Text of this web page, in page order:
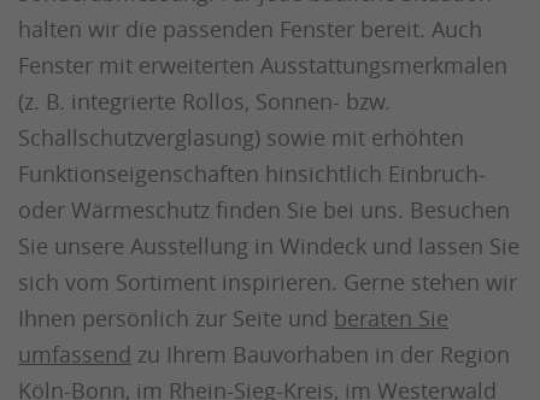
halten wir die passenden Fenster bereit. Auch
Fenster mit erweiterten Ausstattungsmerkmalen
(z. B. integrierte Rollos, Sonnen- bzw.
Schallschutzverglasung) sowie mit erhöhten
Funktionseigenschaften hinsichtlich Einbruch-
oder Wärmeschutz finden Sie bei uns. Besuchen
Sie unsere Ausstellung in Windeck und lassen Sie
sich vom Sortiment inspirieren. Gerne stehen wir
Ihnen persönlich zur Seite und beraten Sie
umfassend zu Ihrem Bauvorhaben in der Region
Köln-Bonn, im Rhein-Sieg-Kreis, im Westerwald